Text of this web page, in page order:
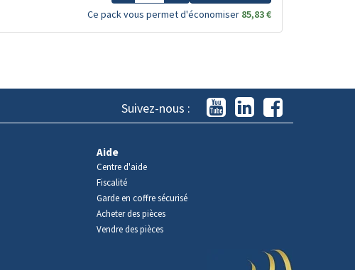
Ce pack vous permet d'économiser 85,83 €
Suivez-nous :
Aide
Centre d'aide
Fiscalité
Garde en coffre sécurisé
Acheter des pièces
Vendre des pièces